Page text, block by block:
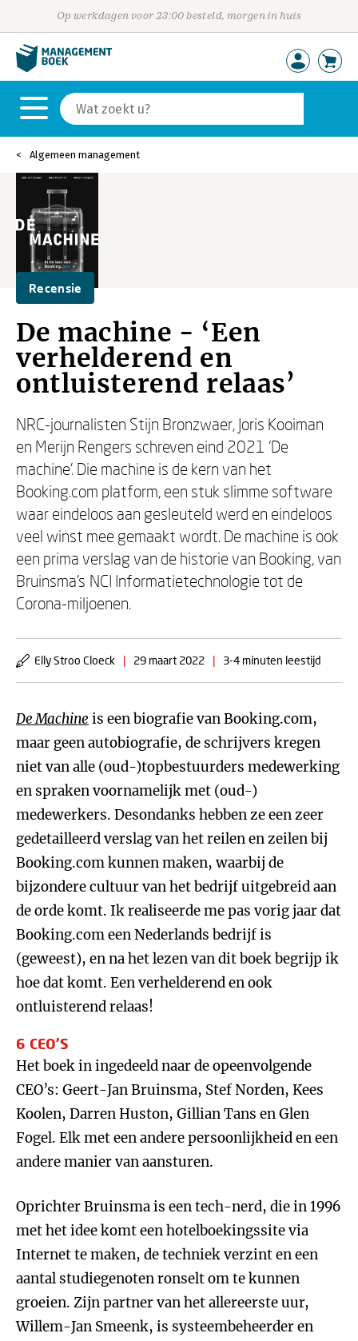
Op werkdagen voor 23:00 besteld, morgen in huis
Algemeen management
Recensie
De machine - ‘Een
verhelderend en
ontluisterend relaas’
NRC-journalisten Stijn Bronzwaer, Joris Kooiman
en Merijn Rengers schreven eind 2021 ‘De
machine’. Die machine is de kern van het
Booking.com platform, een stuk slimme software
waar eindeloos aan gesleuteld werd en eindeloos
veel winst mee gemaakt wordt. De machine is ook
een prima verslag van de historie van Booking, van
Bruinsma’s NCI Informatietechnologie tot de
Corona-miljoenen.
Elly Stroo Cloeck | 29 maart 2022 | 3-4 minuten leestijd
De Machine is een biografie van Booking.com,
maar geen autobiografie, de schrijvers kregen
niet van alle (oud-)topbestuurders medewerking
en spraken voornamelijk met (oud-)
medewerkers. Desondanks hebben ze een zeer
gedetailleerd verslag van het reilen en zeilen bij
Booking.com kunnen maken, waarbij de
bijzondere cultuur van het bedrijf uitgebreid aan
de orde komt. Ik realiseerde me pas vorig jaar dat
Booking.com een Nederlands bedrijf is
(geweest), en na het lezen van dit boek begrijp ik
hoe dat komt. Een verhelderend en ook
ontluisterend relaas!
6 CEO’S
Het boek in ingedeeld naar de opeenvolgende
CEO’s: Geert-Jan Bruinsma, Stef Norden, Kees
Koolen, Darren Huston, Gillian Tans en Glen
Fogel. Elk met een andere persoonlijkheid en een
andere manier van aansturen.
Oprichter Bruinsma is een tech-nerd, die in 1996
met het idee komt een hotelboekingssite via
Internet te maken, de techniek verzint en een
aantal studiegenoten ronselt om te kunnen
groeien. Zijn partner van het allereerste uur,
Willem-Jan Smeenk, is systeembeheerder en